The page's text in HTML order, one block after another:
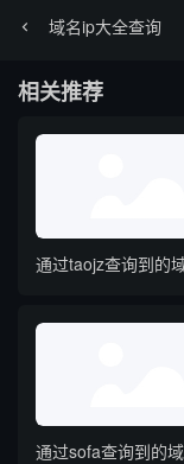
域名ip大全查询
相关推荐
通过taojz查询到的
通过sofa查询到的